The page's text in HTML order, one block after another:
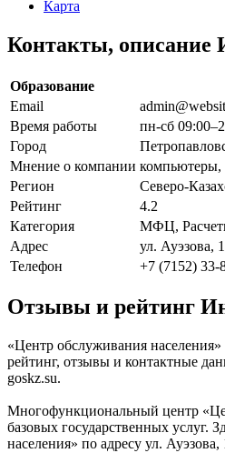
Карта
Контакты, описание
Образование
Email
Время работы
пн-сб
Город
Мнение о компании компьютеры,
Регион
Северо-
Рейтинг
4.2
Категория
МФЦ,
Адрес
ул. Ауэзова,
Телефон
+7 (7152) 33-
Отзывы и рейтинг
«Центр обслуживания
рейтинг, отзывы и контактные
goskz.su.
Многофункциональный центр
базовых государственных
населения» по адресу ул.